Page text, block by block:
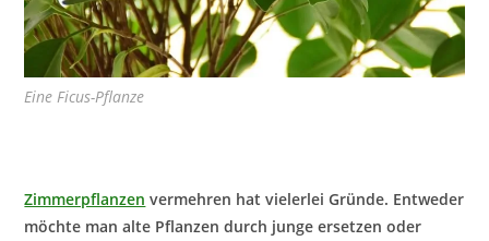
Eine Ficus-Pflanze
Zimmerpflanzen vermehren hat vielerlei Gründe. Entweder
möchte man alte Pflanzen durch junge ersetzen oder